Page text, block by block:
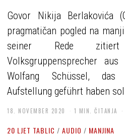
Govor Nikija Berlakovića
pragmatičan pogled na
seiner Rede
Volksgruppensprecher
Wolfang Schüssel,
Aufstellung geführt haben
18. NOVEMBER 2020 1 MIN. ČITANJA
20 LJET TABLIC / AUDIO / MANJINA